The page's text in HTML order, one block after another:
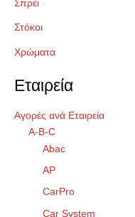
Σπρέι
Στόκοι
Χρώματα
Εταιρεία
Αγορές ανά Εταιρεία
A-B-C
Abac
AP
CarPro
Car System